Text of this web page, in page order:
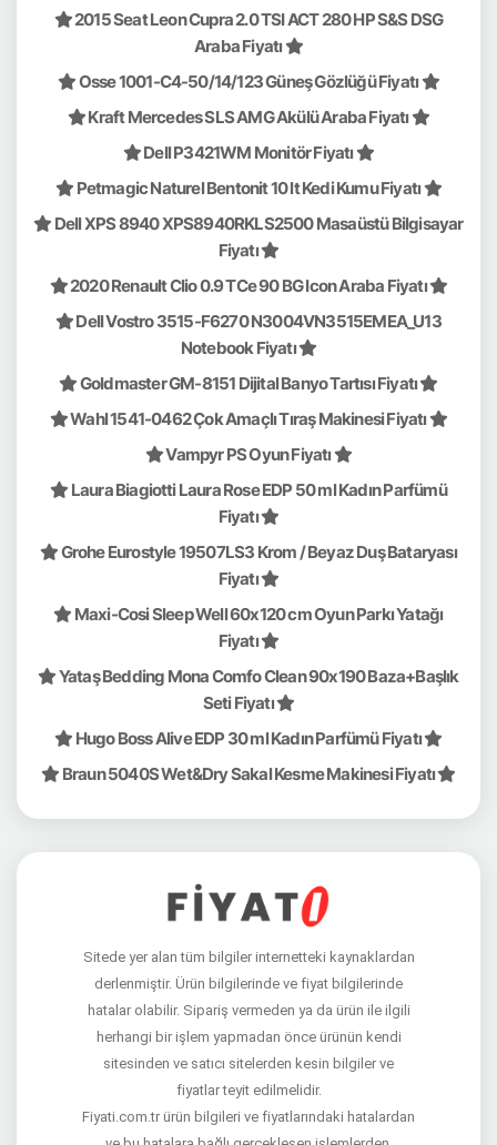
2015 Seat Leon Cupra 2.0 TSI ACT 280 HP S&S DSG
Araba Fiyatı
Osse 1001-C4-50/14/123 Güneş Gözlüğü Fiyatı
Kraft Mercedes SLS AMG Akülü Araba Fiyatı
Dell P3421WM Monitör Fiyatı
Petmagic Naturel Bentonit 10 lt Kedi Kumu Fiyatı
Dell XPS 8940 XPS8940RKLS2500 Masaüstü Bilgisayar
Fiyatı
2020 Renault Clio 0.9 TCe 90 BG Icon Araba Fiyatı
Dell Vostro 3515-F6270 N3004VN3515EMEA_U13
Notebook Fiyatı
Goldmaster GM-8151 Dijital Banyo Tartısı Fiyatı
Wahl 1541-0462 Çok Amaçlı Tıraş Makinesi Fiyatı
Vampyr PS Oyun Fiyatı
Laura Biagiotti Laura Rose EDP 50 ml Kadın Parfümü
Fiyatı
Grohe Eurostyle 19507LS3 Krom / Beyaz Duş Bataryası
Fiyatı
Maxi-Cosi Sleep Well 60x120 cm Oyun Parkı Yatağı
Fiyatı
Yataş Bedding Mona Comfo Clean 90x190 Baza+Başlık
Seti Fiyatı
Hugo Boss Alive EDP 30 ml Kadın Parfümü Fiyatı
Braun 5040S Wet&Dry Sakal Kesme Makinesi Fiyatı
Sitede yer alan tüm bilgiler internetteki kaynaklardan
derlenmiştir. Ürün bilgilerinde ve fiyat bilgilerinde
hatalar olabilir. Sipariş vermeden ya da ürün ile ilgili
herhangi bir işlem yapmadan önce ürünün kendi
sitesinden ve satıcı sitelerden kesin bilgiler ve
fiyatlar teyit edilmelidir.
Fiyati.com.tr ürün bilgileri ve fiyatlarındaki hatalardan